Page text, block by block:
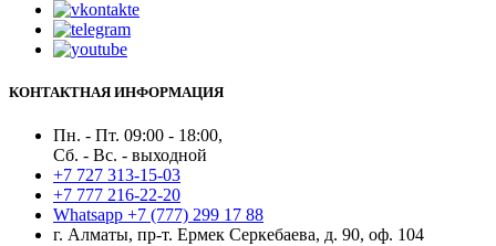
КОНТАКТНАЯ ИНФОРМАЦИЯ
Пн. - Пт. 09:00 - 18:00,
Сб. - Вс. - выходной
+7 727 313-15-03
+7 777 216-22-20
Whatsapp +7 (777) 299 17 88
г. Алматы, пр-т. Ермек Серкебаева, д. 90, оф. 104